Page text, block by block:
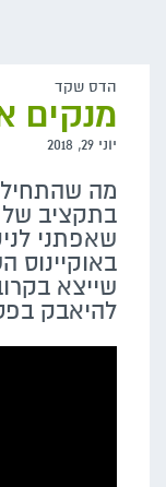
הדס שקד
מנקים
יוני 29, 2018
מה שהתחיל
שאפתני
באוקיינוס
שייצא
להיאבק